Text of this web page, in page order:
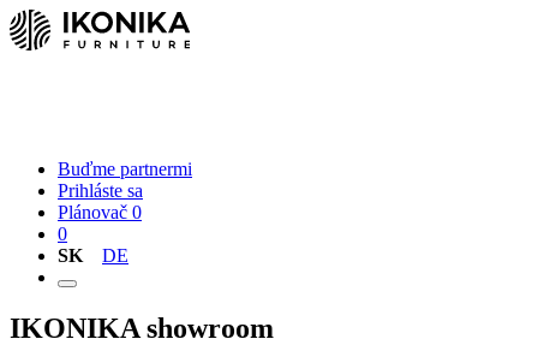
Buďme partnermi
Prihláste sa
Plánovač 0
0
SK
DE
IKONIKA showroom